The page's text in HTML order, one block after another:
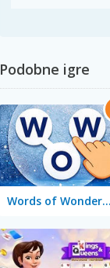
Podobne igre
Words of Wonders - WOW